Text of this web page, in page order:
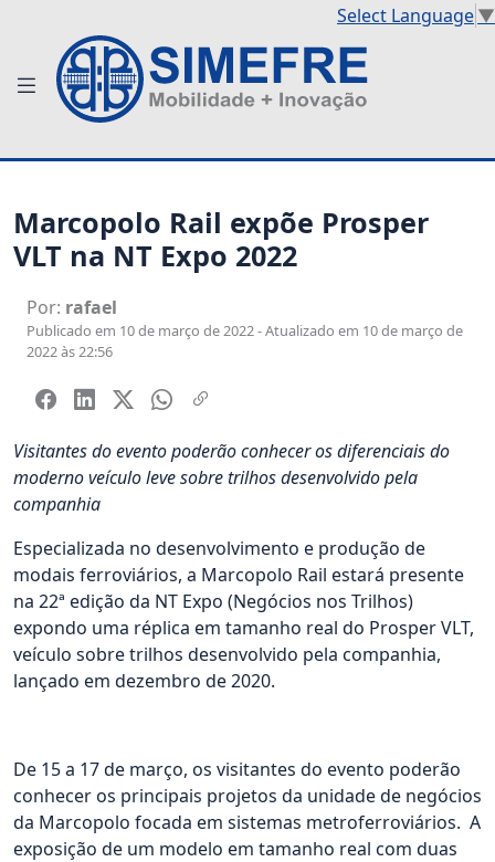
Select Language▼
Marcopolo Rail expõe Prosper
VLT na NT Expo 2022
Por: rafael
Publicado em 10 de março de 2022 - Atualizado em 10 de março de
2022 às 22:56
Visitantes do evento poderão conhecer os diferenciais do
moderno veículo leve sobre trilhos desenvolvido pela
companhia
Especializada no desenvolvimento e produção de
modais ferroviários, a Marcopolo Rail estará presente
na 22ª edição da NT Expo (Negócios nos Trilhos)
expondo uma réplica em tamanho real do Prosper VLT,
veículo sobre trilhos desenvolvido pela companhia,
lançado em dezembro de 2020.
De 15 a 17 de março, os visitantes do evento poderão
conhecer os principais projetos da unidade de negócios
da Marcopolo focada em sistemas metroferroviários. A
exposição de um modelo em tamanho real com duas